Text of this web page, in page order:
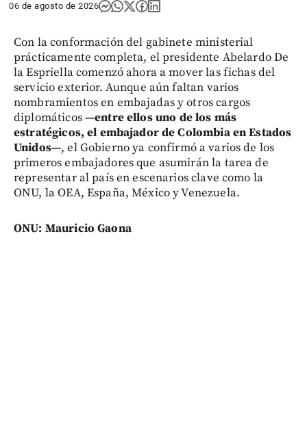
06 de agosto de 2026
Con la conformación del gabinete ministerial
prácticamente completa, el presidente Abelardo De
la Espriella comenzó ahora a mover las fichas del
servicio exterior. Aunque aún faltan varios
nombramientos en embajadas y otros cargos
diplomáticos—entre ellos uno de los más
estratégicos, el embajador de Colombia en Estados
Unidos—, el Gobierno ya confirmó a varios de los
primeros embajadores que asumirán la tarea de
representar al país en escenarios clave como la
ONU, la OEA, España, México y Venezuela.
ONU: Mauricio Gaona